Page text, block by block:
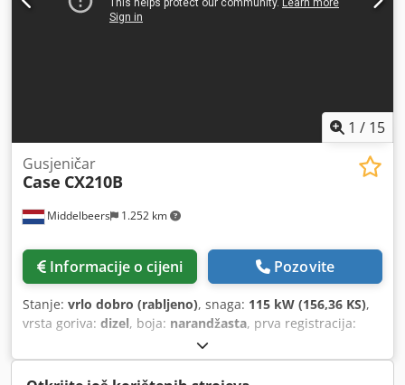
1 / 15
Middelbeers 1.252 km
Gusjeničar
Case CX210B
Informacije o cijeni Pozovite
Stanje: vrlo dobro (rabljeno), snaga: 115 kW (156,36 KS),
vrsta goriva: dizel, boja: narandžasta, prva registracija:
2012